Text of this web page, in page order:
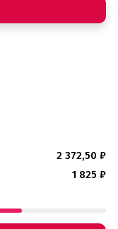
2 372,50 ₽
1 825 ₽